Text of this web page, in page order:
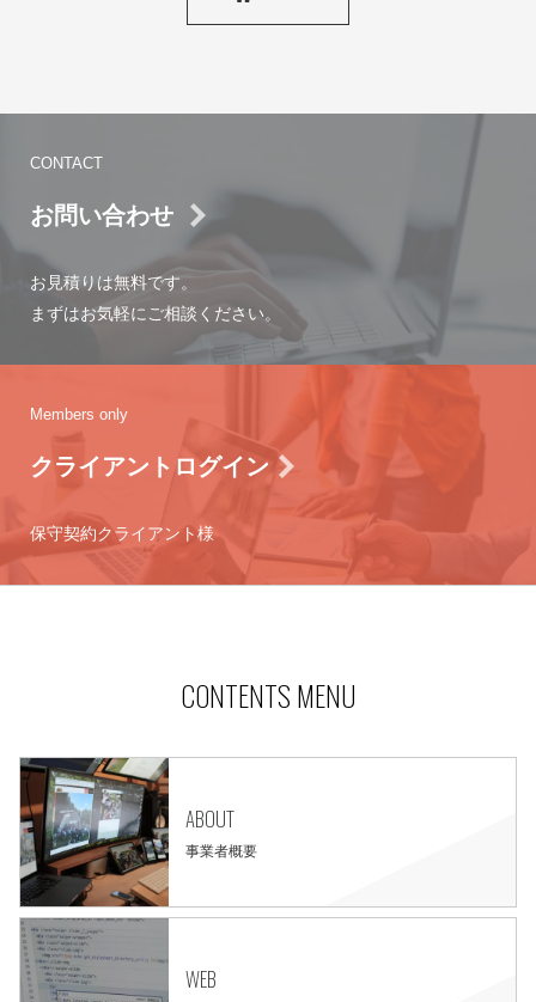
CONTACT
お問い合わせ
お見積りは無料です。
まずはお気軽にご相談ください。
Members only
クライアントログイン
保守契約クライアント様
CONTENTS MENU
ABOUT
事業者概要
WEB